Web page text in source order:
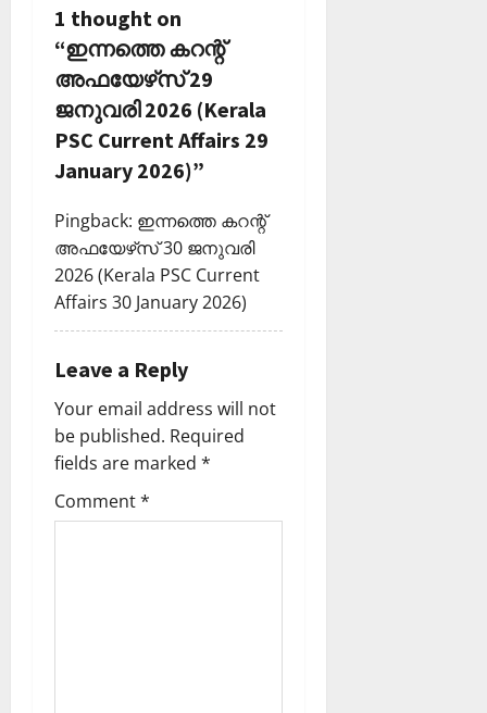
a
t
i
o
n
1 thought on
“ഇന്നത്തെ കറന്റ്
അഫയേഴ്‌സ് 29
ജനുവരി 2026 (Kerala
PSC Current Affairs 29
January 2026)”
Pingback: ഇന്നത്തെ കറന്റ്
അഫയേഴ്‌സ് 30 ജനുവരി
2026 (Kerala PSC Current
Affairs 30 January 2026)
Leave a Reply
Your email address will not
be published. Required
fields are marked *
Comment*